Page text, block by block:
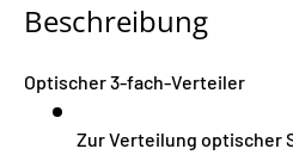
Beschreibung
Optischer 3-fach-Verteiler
Zur Verteilung optischer